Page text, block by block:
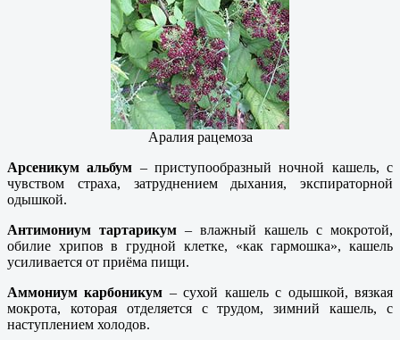
Аралия рацемоза
Арсеникум альбум – приступообразный ночной кашель, с
чувством страха, затруднением дыхания, экспираторной
одышкой.
Антимониум тартарикум – влажный кашель с мокротой,
обилие хрипов в грудной клетке, «как гармошка», кашель
усиливается от приёма пищи.
Аммониум карбоникум – сухой кашель с одышкой, вязкая
мокрота, которая отделяется с трудом, зимний кашель, с
наступлением холодов.